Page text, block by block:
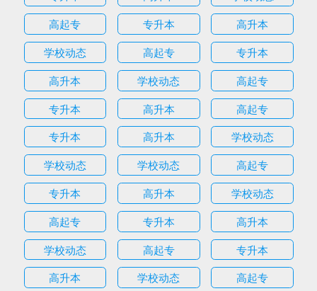
高起专
专升本
高升本
学校动态
高起专
专升本
高升本
学校动态
高起专
专升本
高升本
高起专
专升本
高升本
学校动态
学校动态
学校动态
高起专
专升本
高升本
学校动态
高起专
专升本
高升本
学校动态
高起专
专升本
高升本
学校动态
高起专